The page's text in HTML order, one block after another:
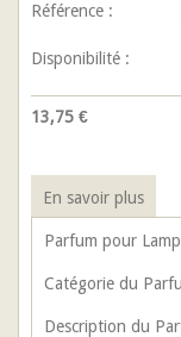
Référence :
Disponibilité :
13,75 €
En savoir plus
Parfum pour
Catégorie du
Description du